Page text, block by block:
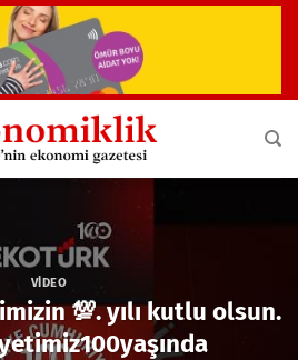
VIDEO
💯. yılı kutlu olsun.